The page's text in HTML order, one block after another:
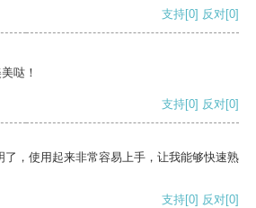
支持[0] 反对[0]
哒！
支持[0] 反对[0]
了，使用起来非常容易上手，让我能够快速熟
支持[0] 反对[0]